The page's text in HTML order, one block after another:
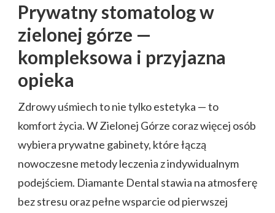
Prywatny stomatolog w
zielonej górze —
kompleksowa i przyjazna
opieka
Zdrowy uśmiech to nie tylko estetyka — to
komfort życia. W Zielonej Górze coraz więcej osób
wybiera prywatne gabinety, które łączą
nowoczesne metody leczenia z indywidualnym
podejściem. Diamante Dental stawia na atmosferę
bez stresu oraz pełne wsparcie od pierwszej